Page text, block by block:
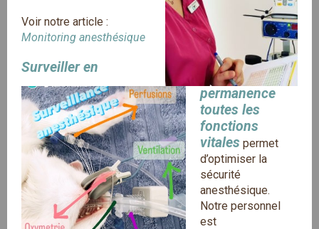
Voir notre article :
Monitoring anesthésique
Surveiller en
permanence
toutes les
fonctions
vitales permet
d’optimiser la
sécurité
anesthésique.
Notre personnel
est